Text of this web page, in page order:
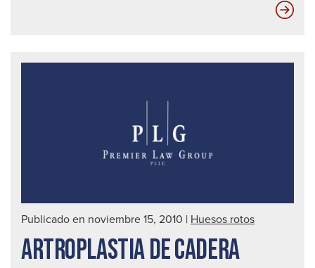
del
Publicado en noviembre 15, 2010 | Huesos rotos
ARTROPLASTIA DE CADERA